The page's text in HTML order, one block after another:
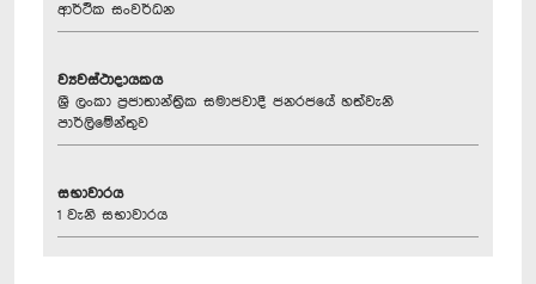
ආර්ථික සංවර්ධන
ව්‍යවස්ථාදායකය
ශ්‍රී ලංකා ප්‍රජාතාන්ත්‍රික සමාජවාදී ජනරජයේ හත්වැනි
පාර්ලිමේන්තුව
සභාවාරය
1 වැනි සභාවාරය